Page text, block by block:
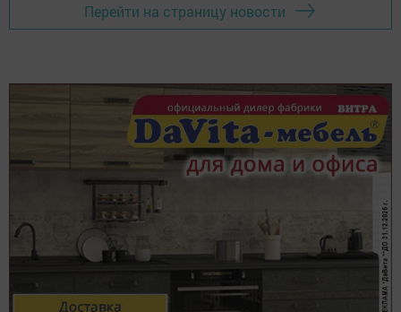
Перейти на страницу новости